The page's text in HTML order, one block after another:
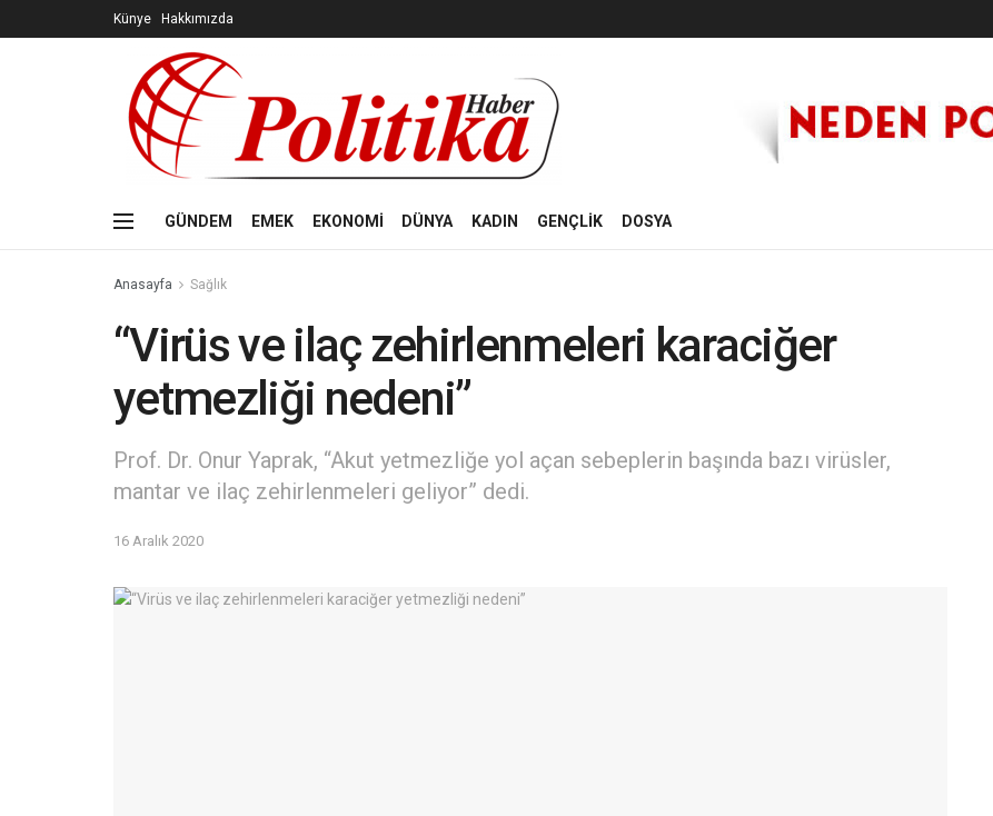
Künye Hakkımızda
GÜNDEM EMEK EKONOMİ DÜNYA KADIN GENÇLİK DOSYA
Anasayfa Sağlık
“Virüs ve ilaç zehirlenmeleri karaciğer
yetmezliği nedeni”
Prof. Dr. Onur Yaprak, “Akut yetmezliğe yol açan sebeplerin başında bazı virüsler,
mantar ve ilaç zehirlenmeleri geliyor” dedi.
16 Aralık 2020